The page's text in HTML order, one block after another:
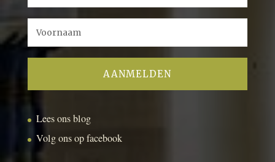
Lees ons blog
Volg ons op facebook